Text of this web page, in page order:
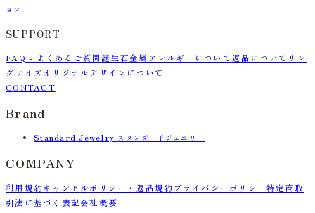
ョン
SUPPORT
FAQ - よくあるご質問誕生石金属アレルギーについて返品について リン
グサイズオリジナルデザインについて
CONTACT
Brand
Standard Jewelry スタンダードジュエリー
COMPANY
利用規約キャンセルポリシー・返品規約 プライバシーポリシー特定商取
引法に基づく表記会社概要